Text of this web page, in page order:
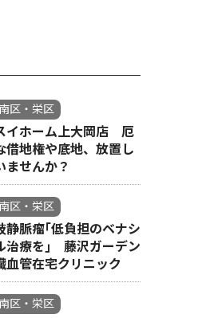
区・栄区
イホーム上大岡店 厄
借地権や底地、放置し
ませんか？
区・栄区
静脈瘤｢低負担のベナシ
治療を｣ 藤沢ガーデン
血管在宅クリニック
区・栄区